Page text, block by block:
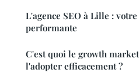
L'agence SEO à Lille :
performante
C'est quoi le growth
l'adopter efficacement ?